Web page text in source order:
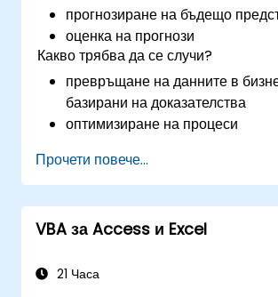
прогнозиране на бъдещо
оценка на прогнози
Какво трябва да се случи?
превръщане на данните в
базирани на доказателства
оптимизиране на процеси
Прочети повече...
VBA за Access и Excel
21 Часа